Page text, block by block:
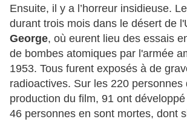
Ensuite, il y a l’horreur insidieuse.
durant trois mois dans le désert de
George, où eurent lieu des essais
de bombes atomiques par l'armée
1953. Tous furent exposés à de
radioactives. Sur les 220 personnes
production du film, 91 ont
46 personnes en sont mortes, dont